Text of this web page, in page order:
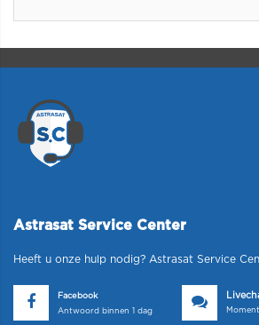
Astrasat Service Center
Heeft u onze hulp nodig? Astrasat Service
Facebook
Antwoord binnen 1 dag